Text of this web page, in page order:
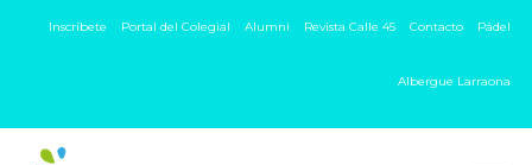
Inscríbete Portal del Colegial Alumni Revista Calle 45 Contacto Pádel
Albergue Larraona